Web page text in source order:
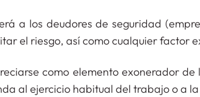
a los deudores de seguridad
el riesgo, así como cualquier factor
como elemento exonerador
al ejercicio habitual del trabajo o a